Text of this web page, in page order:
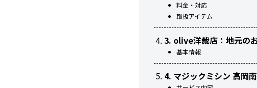
料金・対応
取扱アイテム
3. olive洋裁店：地元の
基本情報
4. マジックミシン 高岡